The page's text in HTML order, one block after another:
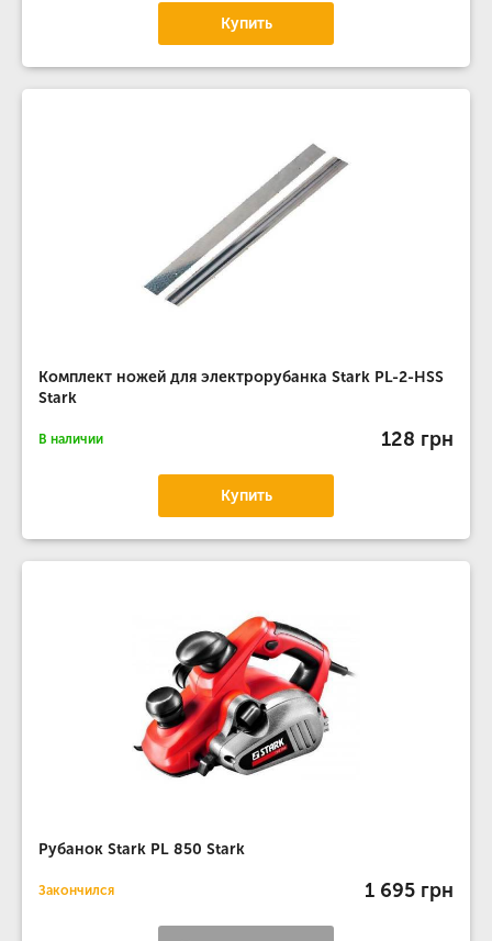
Купить
Комплект ножей для электрорубанка Stark PL-2-HSS
Stark
В наличии 128 грн
Купить
Рубанок Stark PL 850 Stark
Закончился 1 695 грн